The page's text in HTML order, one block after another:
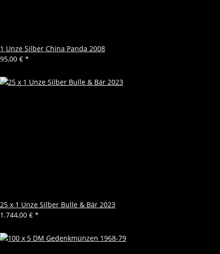
1 Unze Silber China Panda 2008
95,00 € *
25 x 1 Unze Silber Bulle & Bär 2023
1.744,00 € *